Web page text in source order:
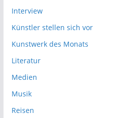
Interview
Künstler stellen sich vor
Kunstwerk des Monats
Literatur
Medien
Musik
Reisen